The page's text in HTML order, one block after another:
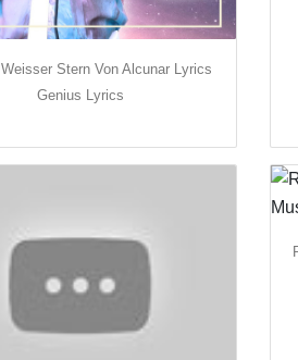
Stern Von Alcunar Lyrics
Genius Lyrics